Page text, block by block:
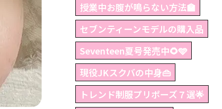
授業中お腹が鳴らない方法🏫
セブンティーンモデルの購入品
Seventeen夏号発売中🌻🩵
現役JKスクバの中身👜
トレンド制服プリポーズ７選🌟